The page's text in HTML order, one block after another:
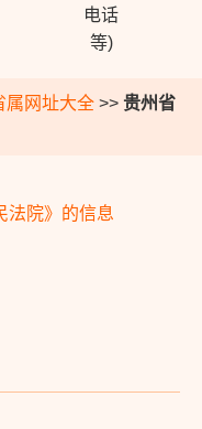
电话
等)
属网址大全 >> 贵州省
法院》的信息